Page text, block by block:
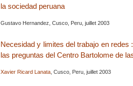
la sociedad peruana
Gustavo Hernandez, Cusco, Peru, juillet 2003
Necesidad y limites del trabajo en
las preguntas del Centro Bartolome de
Xavier Ricard Lanata , Cusco, Peru, juillet 2003